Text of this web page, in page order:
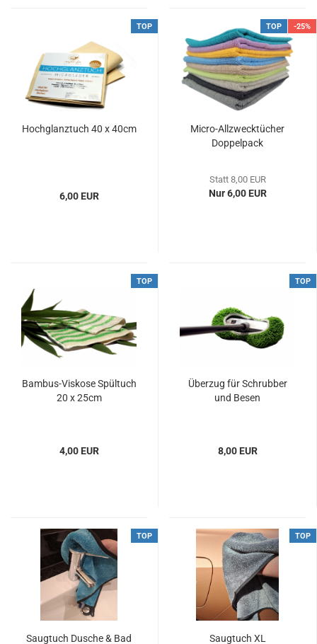
TOP
Hochglanztuch 40 x 40cm
6,00 EUR
TOP -25%
Micro-Allzwecktücher
Doppelpack
Statt 8,00 EUR
Nur 6,00 EUR
TOP
Bambus-Viskose Spültuch
20 x 25cm
4,00 EUR
TOP
Überzug für Schrubber
und Besen
8,00 EUR
TOP
Saugtuch Dusche & Bad
TOP
Saugtuch XL